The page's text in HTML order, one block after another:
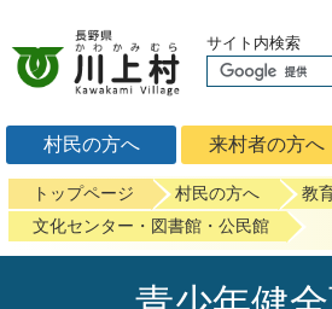
村民の方へ 来村者の方へ
サイト内検索
トップページ 村民の方へ
教
文化センター・図書館・公民館